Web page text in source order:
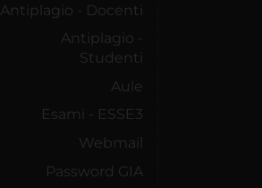
Antiplagio - Docenti
Antiplagio -
Studenti
Aule
Esami - ESSE3
Webmail
Password GIA